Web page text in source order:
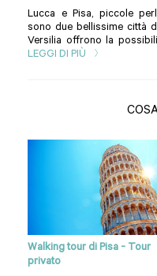
Lucca e Pisa, piccole
sono due bellissime città
Versilia offrono la
LEGGI DI PIÙ
Walking tour di Pisa - Tour
privato